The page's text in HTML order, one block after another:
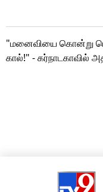
"மனைவியை கொன்று
கால்!" - கர்நாடகாவில்